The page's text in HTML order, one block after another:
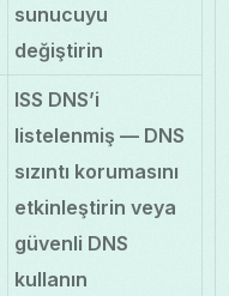
sunucuyu
değiştirin
ISS DNS’i
listelenmiş — DNS
sızıntı korumasını
etkinleştirin veya
güvenli DNS
kullanın